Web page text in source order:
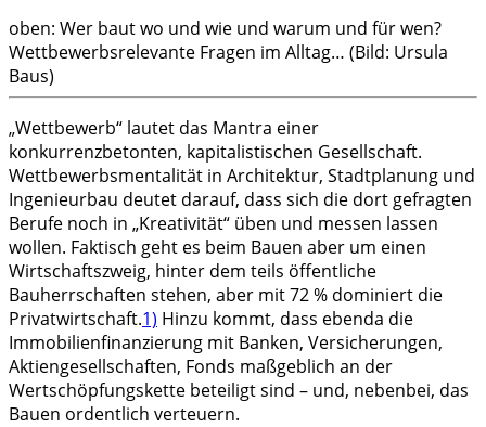
oben: Wer baut wo und wie und warum und für wen?
Wettbewerbsrelevante Fragen im Alltag… (Bild: Ursula
Baus)
„Wettbewerb“ lautet das Mantra einer
konkurrenzbetonten, kapitalistischen Gesellschaft.
Wettbewerbsmentalität in Architektur, Stadtplanung und
Ingenieurbau deutet darauf, dass sich die dort gefragten
Berufe noch in „Kreativität“ üben und messen lassen
wollen. Faktisch geht es beim Bauen aber um einen
Wirtschaftszweig, hinter dem teils öffentliche
Bauherrschaften stehen, aber mit 72 % dominiert die
Privatwirtschaft.1) Hinzu kommt, dass ebenda die
Immobilienfinanzierung mit Banken, Versicherungen,
Aktiengesellschaften, Fonds maßgeblich an der
Wertschöpfungskette beteiligt sind – und, nebenbei, das
Bauen ordentlich verteuern.